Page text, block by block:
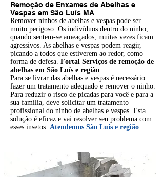
Remoção de Enxames de Abelhas e
Vespas em São Luís MA
Remover ninhos de abelhas e vespas pode ser
muito perigoso. Os indivíduos dentro do ninho,
quando sentem-se ameaçados, muitas vezes ficam
agressivos. As abelhas e vespas podem reagir,
picando a todos que estiverem ao redor, como
forma de defesa. Fortal Serviços de remoção de
abelhas em São Luís e região
Para se livrar das abelhas e vespas é necessário
fazer um tratamento adequado e remover o ninho.
Para reduzir o risco de picadas para você e para a
sua família, deve solicitar um tratamento
profissional do ninho de abelhas e vespas. Esta
solução é eficaz e vai resolver seu problema com
esses insetos. Atendemos São Luís e região